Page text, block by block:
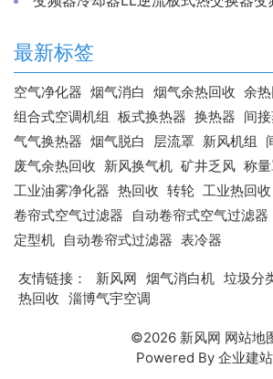
最新标签
空气净化器 烟气消白 烟气余热回收 余
组合式空调机组 板式换热器 换热器 间
气气换热器 烟气脱白 层流罩 新风机组
废气余热回收 新风换气机 矿井乏风 称
工业油雾净化器 热回收 转轮 工业热回收
卷帘式空气过滤器
自动卷帘式空气过滤器
定型机 自动卷帘式过滤器 表冷器
友情链接： 新风网 烟气消白机 垃圾分
热回收 淄博气宇空调
©2026 新风网 网站地
Powered By 企业建站